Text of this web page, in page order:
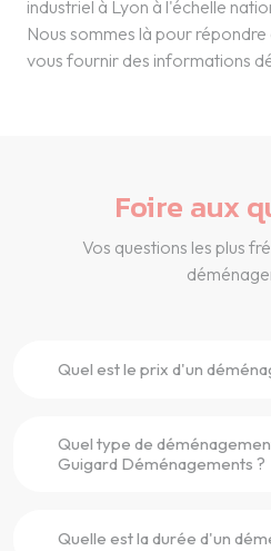
industriel à Lyon à l'échelle
Nous sommes là pour
vous fournir des informations
Foire aux
Vos questions les plus
Quel est le prix d'un
Quel type de
Guigard Déménagements ?
Quelle est la durée d'un